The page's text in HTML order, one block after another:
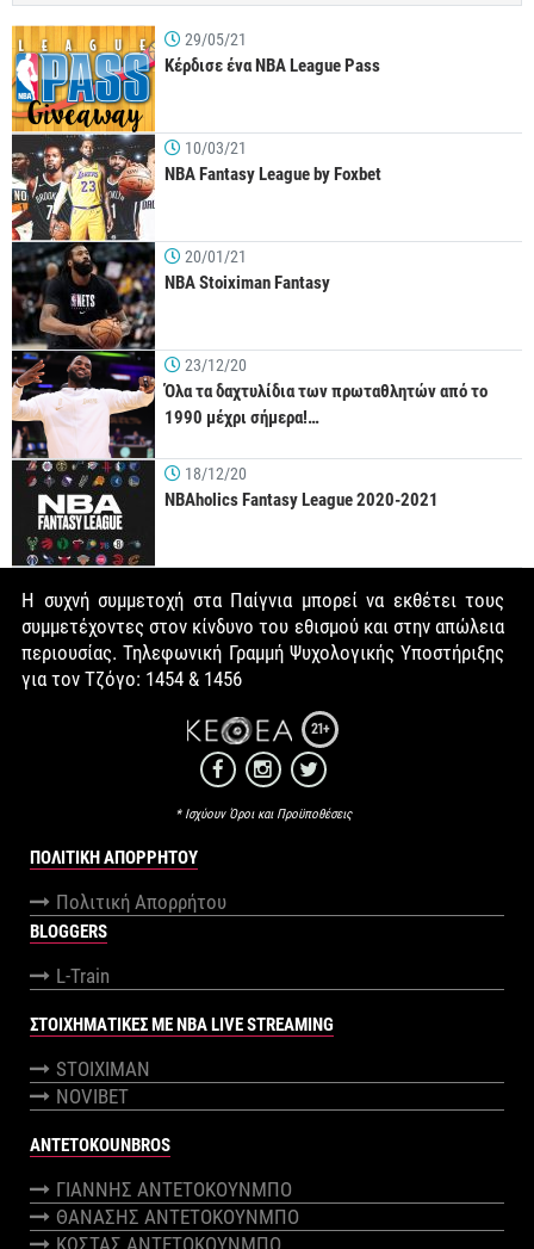
29/05/21
Κέρδισε ένα NBA League Pass
10/03/21
NBA Fantasy League by Foxbet
20/01/21
NBA Stoiximan Fantasy
23/12/20
Όλα τα δαχτυλίδια των πρωταθλητών από το
1990 μέχρι σήμερα!…
18/12/20
NBAholics Fantasy League 2020-2021
Η συχνή συμμετοχή στα Παίγνια μπορεί να εκθέτει τους
συμμετέχοντες στον κίνδυνο του εθισμού και στην απώλεια
περιουσίας. Τηλεφωνική Γραμμή Ψυχολογικής Υποστήριξης
για τον Τζόγο: 1454 & 1456
21+
* Ισχύουν Όροι και Προϋποθέσεις
ΠΟΛΙΤΙΚΉ ΑΠΟΡΡΉΤΟΥ
Πολιτική Απορρήτου
BLOGGERS
L-Train
ΣΤΟΙΧΗΜΑΤΙΚΕΣ ΜΕ NBA LIVE STREAMING
STOIXIMAN
NOVIBET
ANTETOKOUNBROS
ΓΙΑΝΝΗΣ ΑΝΤΕΤΟΚΟΥΝΜΠΟ
ΘΑΝΑΣΗΣ ΑΝΤΕΤΟΚΟΥΝΜΠΟ
ΚΩΣΤΑΣ ΑΝΤΕΤΟΚΟΥΝΜΠΟ